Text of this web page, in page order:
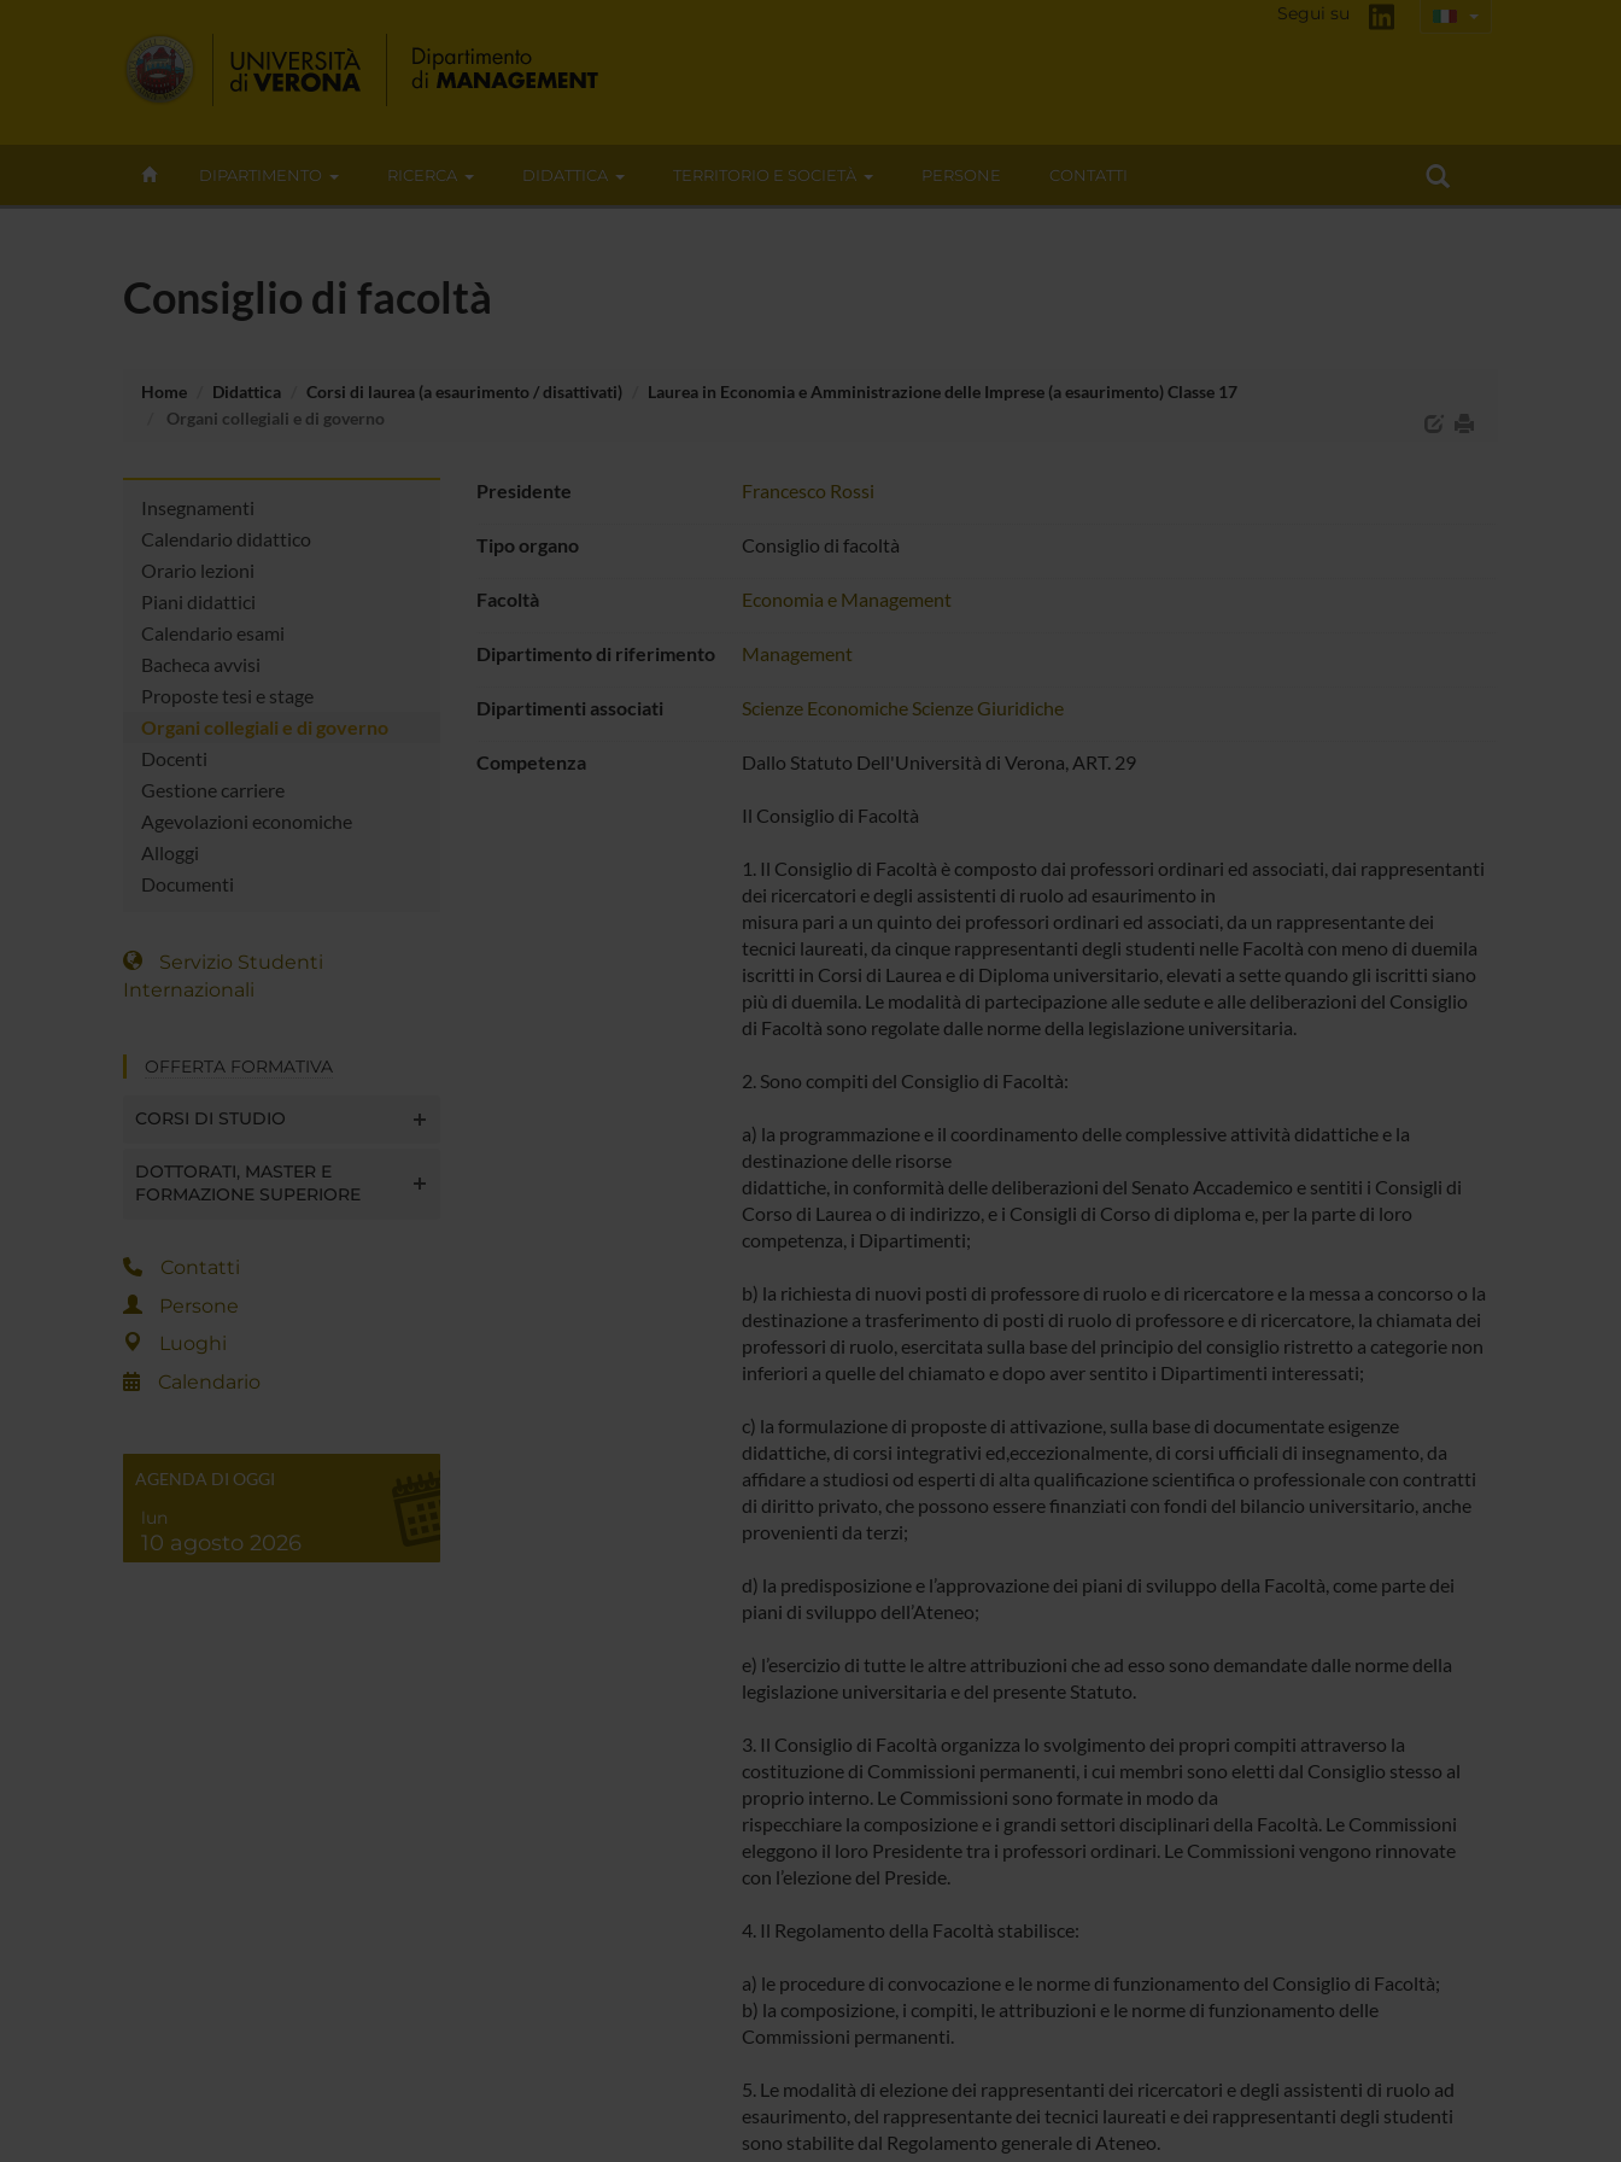
Segui su
DIPARTIMENTO RICERCA DIDATTICA TERRITORIO E SOCIETÀ PERSONE CONTATTI
Consiglio di facoltà
Home Didattica Corsi di laurea (a esaurimento / disattivati)
Laurea in Economia e Amministrazione delle Imprese (a esaurimento) Classe 17
Organi collegiali e di governo
Insegnamenti
Calendario didattico
Orario lezioni
Piani didattici
Calendario esami
Bacheca avvisi
Proposte tesi e stage
Organi collegiali e di governo
Docenti
Gestione carriere
Agevolazioni economiche
Alloggi
Documenti
Servizio Studenti
Internazionali
OFFERTA FORMATIVA
CORSI DI STUDIO
DOTTORATI, MASTER E
FORMAZIONE SUPERIORE
Contatti
Persone
Luoghi
Calendario
AGENDA DI OGGI
lun
10 agosto 2026
Presidente Francesco Rossi
Tipo organo Consiglio di facoltà
Facoltà Economia e Management
Dipartimento di riferimento Management
Dipartimenti associati Scienze Economiche Scienze Giuridiche
Competenza Dallo Statuto Dell'Università di Verona, ART. 29
Il Consiglio di Facoltà
1. Il Consiglio di Facoltà è composto dai professori ordinari ed associati, dai rappresentanti
dei ricercatori e degli assistenti di ruolo ad esaurimento in
misura pari a un quinto dei professori ordinari ed associati, da un rappresentante dei
tecnici laureati, da cinque rappresentanti degli studenti nelle Facoltà con meno di duemila
iscritti in Corsi di Laurea e di Diploma universitario, elevati a sette quando gli iscritti siano
più di duemila. Le modalità di partecipazione alle sedute e alle deliberazioni del Consiglio
di Facoltà sono regolate dalle norme della legislazione universitaria.
2. Sono compiti del Consiglio di Facoltà:
a) la programmazione e il coordinamento delle complessive attività didattiche e la
destinazione delle risorse
didattiche, in conformità delle deliberazioni del Senato Accademico e sentiti i Consigli di
Corso di Laurea o di indirizzo, e i Consigli di Corso di diploma e, per la parte di loro
competenza, i Dipartimenti;
b) la richiesta di nuovi posti di professore di ruolo e di ricercatore e la messa a concorso o la
destinazione a trasferimento di posti di ruolo di professore e di ricercatore, la chiamata dei
professori di ruolo, esercitata sulla base del principio del consiglio ristretto a categorie non
inferiori a quelle del chiamato e dopo aver sentito i Dipartimenti interessati;
c) la formulazione di proposte di attivazione, sulla base di documentate esigenze
didattiche, di corsi integrativi ed,eccezionalmente, di corsi ufficiali di insegnamento, da
affidare a studiosi od esperti di alta qualificazione scientifica o professionale con contratti
di diritto privato, che possono essere finanziati con fondi del bilancio universitario, anche
provenienti da terzi;
d) la predisposizione e l’approvazione dei piani di sviluppo della Facoltà, come parte dei
piani di sviluppo dell’Ateneo;
e) l’esercizio di tutte le altre attribuzioni che ad esso sono demandate dalle norme della
legislazione universitaria e del presente Statuto.
3. Il Consiglio di Facoltà organizza lo svolgimento dei propri compiti attraverso la
costituzione di Commissioni permanenti, i cui membri sono eletti dal Consiglio stesso al
proprio interno. Le Commissioni sono formate in modo da
rispecchiare la composizione e i grandi settori disciplinari della Facoltà. Le Commissioni
eleggono il loro Presidente tra i professori ordinari. Le Commissioni vengono rinnovate
con l’elezione del Preside.
4. Il Regolamento della Facoltà stabilisce:
a) le procedure di convocazione e le norme di funzionamento del Consiglio di Facoltà;
b) la composizione, i compiti, le attribuzioni e le norme di funzionamento delle
Commissioni permanenti.
5. Le modalità di elezione dei rappresentanti dei ricercatori e degli assistenti di ruolo ad
esaurimento, del rappresentante dei tecnici laureati e dei rappresentanti degli studenti
sono stabilite dal Regolamento generale di Ateneo.